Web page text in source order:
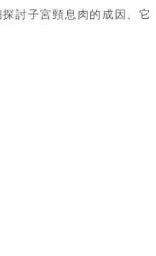
討子宮頸息肉的成因、它